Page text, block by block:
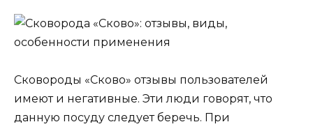
Сковороды «Сково» отзывы пользователей
имеют и негативные. Эти люди говорят, что
данную посуду следует беречь. При